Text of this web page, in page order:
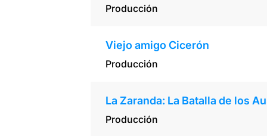
Producción
Viejo amigo Cicerón
Producción
La Zaranda: La Batalla de los
Producción